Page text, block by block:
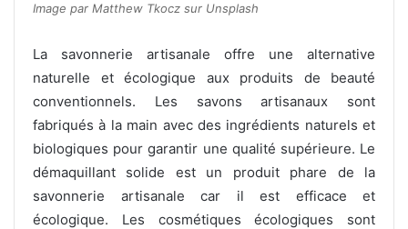
Image par Matthew Tkocz sur Unsplash
La savonnerie artisanale offre une alternative
naturelle et écologique aux produits de beauté
conventionnels. Les savons artisanaux sont
fabriqués à la main avec des ingrédients naturels et
biologiques pour garantir une qualité supérieure. Le
démaquillant solide est un produit phare de la
savonnerie artisanale car il est efficace et
écologique. Les cosmétiques écologiques sont